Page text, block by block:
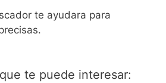
te ayudara para
te puede interesar: